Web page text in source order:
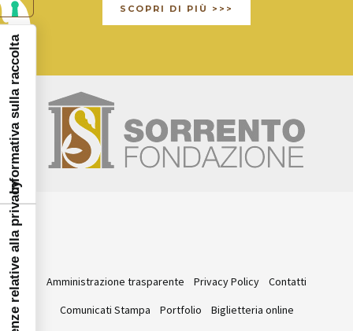
SCOPRI DI PIÙ >>>
Amministrazione trasparente Privacy Policy
Contatti
Comunicati Stampa
Portfolio Biglietteria online
Informativa sulla raccolta